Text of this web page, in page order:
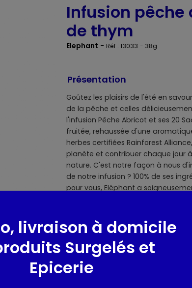
Infusion
de thym
Elephant - Réf : 13033 - 38g
Présentation
Goûtez les plaisirs de l'été en
de la pêche et celles
l'infusion Pêche Abricot et ses 20
fruitée, rehaussée d'une
herbes certifiées Rainforest
planète et contribuer chaque jour
nature. C'est notre façon à nous
de notre infusion ? 100% de ses
pour vous, Eléphant a
minutes dans 200?ml d'eau
commence en 1896 et se poursuit
d'éléphant, fait une sacrée
plus grand plaisir, depuis toujours,
de l'écoute de la nature une vraie
livraison à domicile
Surgelés et
Epicerie